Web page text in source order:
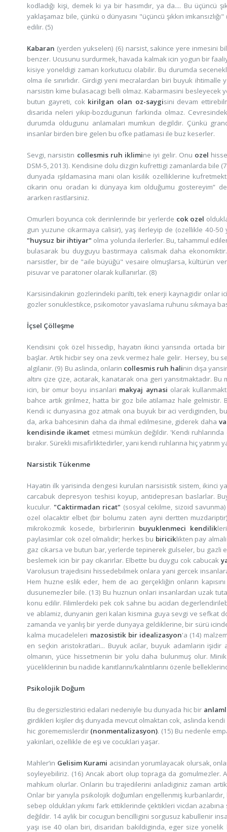
kodladığı kişi, demek ki ya bir hasımdır, ya da.... Bu üçüncü
yaklaşamaz bile, çünkü o dünyasını "üçüncü şıkkın
edilir. (5)
Kabaran (yerden yukselen) (6) narsist, sakince yere inmesini
benzer. Ucusunu surdurmek, havada kalmak icin yogun bir
kisiye yoneldigi zaman korkutucu olabilir. Bu durumda
olma ile sınırlıdır. Girdigi yeni mecralardan biri buyuk
narsistin kime bulasacagi belli olmaz. Kabarmasini
butun gayreti, cok kirilgan olan oz-saygisini devam
disarida neleri yikip-bozdugunun farkinda olmaz.
durumda oldugunu anlamalari mumkun degildir. Çünkü
insanlar birden bire gelen bu ofke patlamasi ile buz keserler.
Sevgi, narsistin collesmis ruh iklimine iyi gelir. Onu ozel
DSM-5, 2013). Kendisine dolu dizgin kufrettigi zamanlarda bile
dunyada ışıldamasina mani olan kisilik ozelliklerine
cikarin onu oradan ki dünyaya kim olduğumu gostereyim”
ararken rastlarsiniz.
Omurleri boyunca cok derinlerinde bir yerlerde cok ozel
gun yuzune cikarmaya calisir), yaş ilerleyip de (ozellikle 40-
"huysuz bir ihtiyar" olma yolunda ilerlerler. Bu, tahammul
bulasarak bu duyguyu bastirmaya calismak daha
narsistler, bir de "aile büyüğü" vesaire olmuşlarsa, kültürün
pisuvar ve paratoner olarak kullanırlar. (8)
Karsisindakinin gozlerindeki parilti, tek enerji kaynagidir onlar
gozler sonuklestikce, psikomotor yavaslama ruhunu sıkmaya
İçsel Çölleşme
Kendisini çok özel hissedip, hayatın ikinci yarısında ortada
başlar. Artik hicbir sey ona zevk vermez hale gelir. Hersey, bu
algilanir. (9) Bu aslinda, onlarin collesmis ruh halinin dışa
altını çize çize, acıtarak, kanatarak ona geri yansıtmaktadır.
icin, bir omur boyu insanlari makyaj aynasi olarak
bahce artik girilmez, hatta bir goz bile atilamaz hale gelmistir.
Kendi ic dunyasina goz atmak ona buyuk bir aci verdiginden,
da, arka bahcesinin daha da ihmal edilmesine, giderek daha
kendisinde ikamet etmesi mümkün değildir. 'Kendi
bırakır. Sürekli misafirliktedirler, yani kendi ruhlarına hiç
Narsistik Tükenme
Hayatin ilk yarisinda dengesi kurulan narsisistik sistem, ikinci
carcabuk depresyon teshisi koyup, antidepresan baslarlar.
kuculur. "Caktirmadan ricat" (sosyal cekilme, sizoid
ozel olacaktir elbet (bir bolumu zaten ayni dertten
mikrokozmik kosede, birbirlerinin buyuklenmeci kendilik
paylasimlar cok ozel olmalidir; herkes bu biriciklikten pay
gaz cikarsa ve butun bar, yerlerde tepinerek gulseler, bu
beslemek icin bir pay cikarirlar. Elbette bu duygu cok cabucak
Varolusun trajedisini hissedebilmek onlara yani gercek
Hem huzne eslik eder, hem de acı gerçekliğin onların
dusunemezler bile. (13) Bu huznun onlari insanlardan uzak
konu edilir. Filimlerdeki pek cok sahne bu acidan
ve ablamiz, dunyanin geri kalan kismina guya sevgi ve sefkat
zamanda ve yanlış bir yerde dunyaya geldiklerine, bir sürü
kalma mucadeleleri mazosistik bir idealizasyon'a (14)
en seçkin aristokratlari... Buyuk acilar, buyuk adamlarin
olmanın, yüce hissetmenin bir yolu daha bulunmuş olur.
yüceliklerinin bu nadide kanıtlarını/kalıntılarını özenle
Psikolojik Doğum
Bu degersizlestirici edalari nedeniyle bu dunyada hic bir
girdikleri kişiler dış dunyada mevcut olmaktan cok, aslinda
hic gorememislerdir (nonmentalizasyon). (15) Bu nedenle
yakinlari, ozellikle de eşi ve cocuklari yaşar.
Mahler’in Gelisim Kurami acisindan yorumlayacak olursak,
soyleyebiliriz. (16) Ancak abort olup topraga da gomulmezler.
mahkum olurlar. Onlarin bu trajedilerini anladiginiz zaman
Onlar bir yanıyla psikolojik doğumları engellenmiş
sebep oldukları yıkımı fark ettiklerinde çektikleri vicdan
değildir. 14 aylik bir cocugun bencilligini sorgusuz kabullenir
yaşı ise 40 olan biri, disaridan bakildiginda, eger size